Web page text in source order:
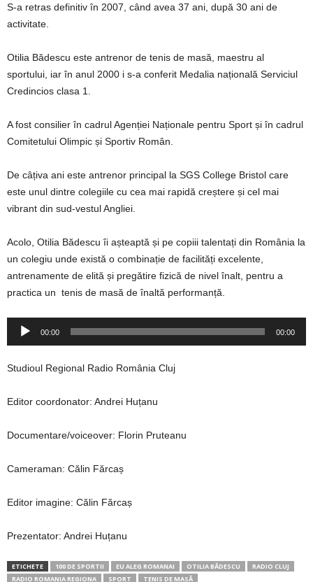
S-a retras definitiv în 2007, când avea 37 ani, după 30 ani de
activitate.
Otilia Bădescu este antrenor de tenis de masă, maestru al
sportului, iar în anul 2000 i s-a conferit Medalia națională Serviciul
Credincios clasa 1.
A fost consilier în cadrul Agenției Naționale pentru Sport și în cadrul
Comitetului Olimpic și Sportiv Român.
De câțiva ani este antrenor principal la SGS College Bristol care
este unul dintre colegiile cu cea mai rapidă creștere și cel mai
vibrant din sud-vestul Angliei.
Acolo, Otilia Bădescu îi așteaptă și pe copiii talentați din România la
un colegiu unde există o combinație de facilități excelente,
antrenamente de elită și pregătire fizică de nivel înalt, pentru a
practica un tenis de masă de înaltă performanță.
Player
00:00 00:00
Studioul Regional Radio România Cluj
Editor coordonator: Andrei Huțanu
Documentare/voiceover: Florin Pruteanu
Cameraman: Călin Fărcaș
Editor imagine: Călin Fărcaș
Prezentator: Andrei Huțanu
ETICHETE 100 DE SPORTII EU ALEG ROMANAI OTILIA BĂDESCU
RADIO CLUJ
RADIO ROMANIA REGIONA
SPORT TENIS DE MASĂ